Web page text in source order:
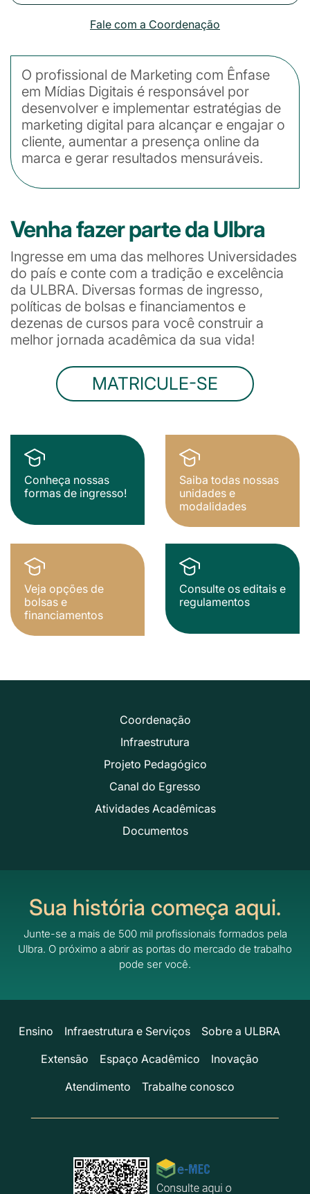
Fale com a Coordenação
O profissional de Marketing com Ênfase
em Mídias Digitais é responsável por
desenvolver e implementar estratégias de
marketing digital para alcançar e engajar o
cliente, aumentar a presença online da
marca e gerar resultados mensuráveis.
Venha fazer parte da Ulbra
Ingresse em uma das melhores Universidades
do país e conte com a tradição e excelência
da ULBRA. Diversas formas de ingresso,
políticas de bolsas e financiamentos e
dezenas de cursos para você construir a
melhor jornada acadêmica da sua vida!
MATRICULE-SE
Conheça nossas
formas de ingresso!
Saiba todas nossas
unidades e
modalidades
Veja opções de
bolsas e
financiamentos
Consulte os editais e
regulamentos
Coordenação
Infraestrutura
Projeto Pedagógico
Canal do Egresso
Atividades Acadêmicas
Documentos
Sua história começa aqui.
Junte-se a mais de 500 mil profissionais formados pela
Ulbra. O próximo a abrir as portas do mercado de trabalho
pode ser você.
Ensino Infraestrutura e Serviços
Sobre a ULBRA
Extensão
Espaço Acadêmico
Inovação
Atendimento
Trabalhe conosco